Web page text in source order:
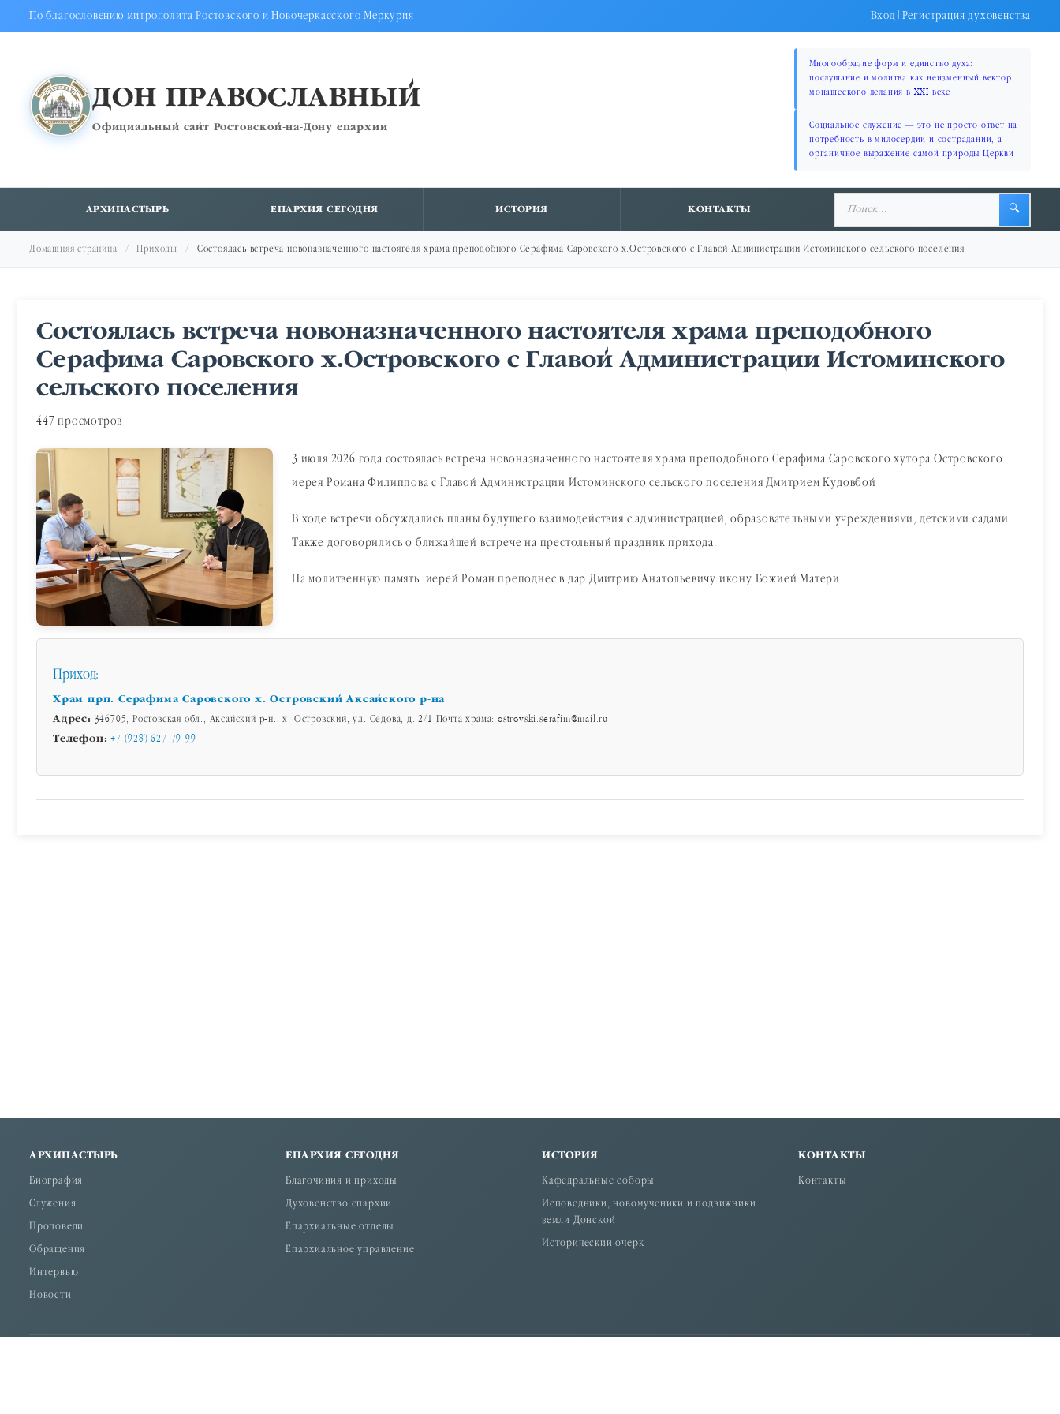
По благословению митрополита Ростовского и Новочеркасского Меркурия Вход|Регистрация духовенства
ДОН ПРАВОСЛАВНЫЙ
Официальный сайт Ростовской-на-Дону епархии
Многообразие форм и единство духа:
послушание и молитва как неизменный вектор
монашеского делания в XXI веке
Социальное служение — это не просто ответ на
потребность в милосердии и сострадании, а
органичное выражение самой природы Церкви
АРХИПАСТЫРЬ ЕПАРХИЯ СЕГОДНЯ ИСТОРИЯ КОНТАКТЫ 🔍
Домашняя страница Приходы Состоялась встреча новоназначенного настоятеля храма преподобного Серафима Саровского х.Островского с Главой Администрации Истоминского сельского поселения
Состоялась встреча новоназначенного настоятеля храма преподобного
Серафима Саровского х.Островского с Главой Администрации Истоминского
сельского поселения
447 просмотров
3 июля 2026 года состоялась встреча новоназначенного настоятеля храма преподобного Серафима Саровского хутора Островского
иерея Романа Филиппова с Главой Администрации Истоминского сельского поселения Дмитрием Кудовбой
В ходе встречи обсуждались планы будущего взаимодействия с администрацией, образовательными учреждениями, детскими садами.
Также договорились о ближайшей встрече на престольный праздник прихода.
На молитвенную память иерей Роман преподнес в дар Дмитрию Анатольевичу икону Божией Матери.
Приход:
Храм прп. Серафима Саровского х. Островский Аксайского р-на
Адрес: 346705, Ростовская обл., Аксайский р-н., х. Островский, ул. Седова, д. 2/1 Почта храма: ostrovski.serafim@mail.ru
Телефон: +7 (928) 627-79-99
АРХИПАСТЫРЬ
Биография
Служения
Проповеди
Обращения
Интервью
Новости
ЕПАРХИЯ СЕГОДНЯ
Благочиния и приходы
Духовенство епархии
Епархиальные отделы
Епархиальное управление
ИСТОРИЯ
Кафедральные соборы
Исповедники, новомученики и подвижники
земли Донской
Исторический очерк
КОНТАКТЫ
Контакты